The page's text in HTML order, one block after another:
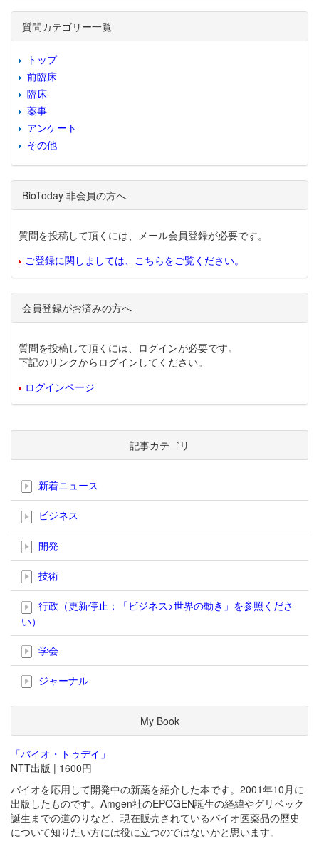
質問カテゴリー一覧
トップ
前臨床
臨床
薬事
アンケート
その他
BioToday 非会員の方へ
質問を投稿して頂くには、メール会員登録が必要です。
ご登録に関しましては、こちらをご覧ください。
会員登録がお済みの方へ
質問を投稿して頂くには、ログインが必要です。
下記のリンクからログインしてください。
ログインページ
記事カテゴリ
新着ニュース
ビジネス
開発
技術
行政（更新停止；「ビジネス>世界の動き」を参照くださ
い）
学会
ジャーナル
My Book
「バイオ・トゥデイ」
NTT出版 | 1600円
バイオを応用して開発中の新薬を紹介した本です。2001年10月に
出版したものです。Amgen社のEPOGEN誕生の経緯やグリベック
誕生までの道のりなど、現在販売されているバイオ医薬品の歴史
について知りたい方には役に立つのではないかと思います。